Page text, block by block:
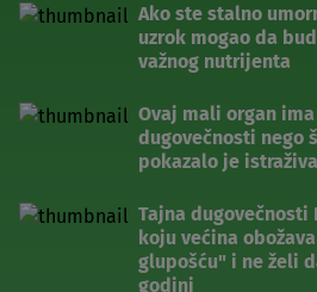
Ako ste stalno
uzrok mogao da
važnog nutrijenta
Ovaj mali organ
dugovečnosti nego
pokazalo je
Tajna dugovečnosti
koju većina
glupošću" i ne želi
godini